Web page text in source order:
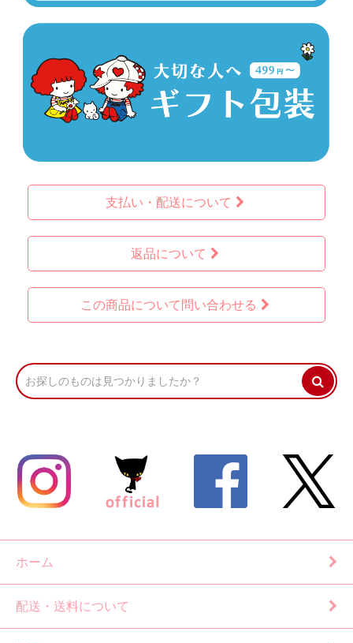
支払い・配送について
返品について
この商品について問い合わせる
ホーム
配送・送料について